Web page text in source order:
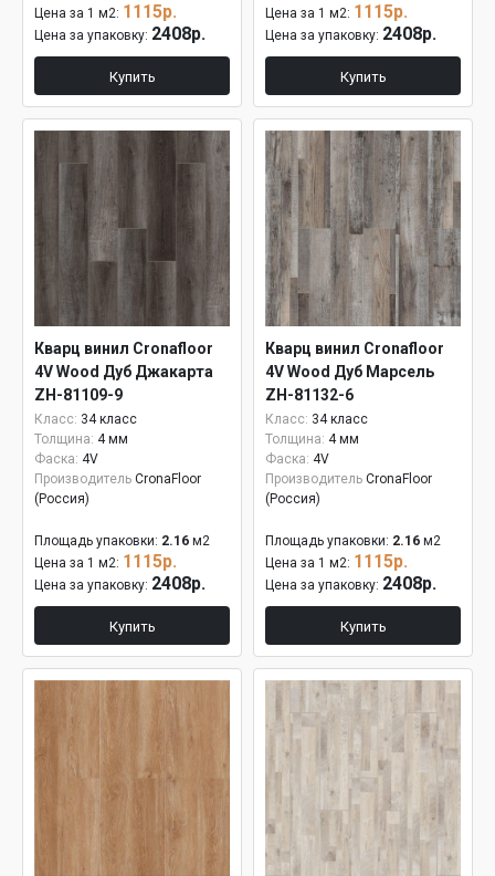
Цена за 1 м2: 1115р.
Цена за упаковку: 2408р.
Купить
Цена за 1 м2: 1115р.
Цена за упаковку: 2408р.
Купить
Кварц винил Cronafloor
4V Wood Дуб Джакарта
ZH-81109-9
Класс: 34 класс
Толщина: 4 мм
Фаска: 4V
Производитель CronaFloor
(Россия)
Площадь упаковки: 2.16 м2
Цена за 1 м2: 1115р.
Цена за упаковку: 2408р.
Купить
Кварц винил Cronafloor
4V Wood Дуб Марсель
ZH-81132-6
Класс: 34 класс
Толщина: 4 мм
Фаска: 4V
Производитель CronaFloor
(Россия)
Площадь упаковки: 2.16 м2
Цена за 1 м2: 1115р.
Цена за упаковку: 2408р.
Купить